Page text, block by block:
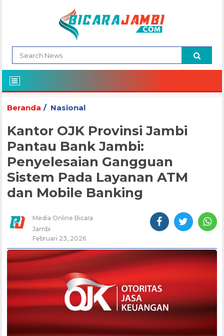
Beranda Nasional
Kantor OJK Provinsi Jambi
Pantau Bank Jambi:
Penyelesaian Gangguan
Sistem Pada Layanan ATM
dan Mobile Banking
Media Online Bicara
Jambi
Februari 23, 2026